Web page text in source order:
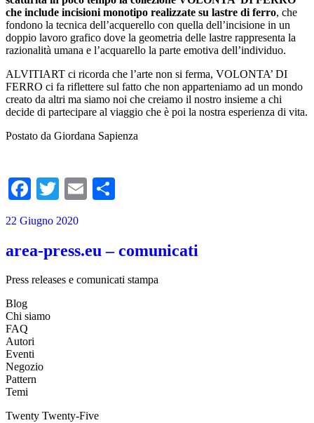
che include incisioni monotipo realizzate su lastre di ferro, che
fondono la tecnica dell’acquerello con quella dell’incisione in un
doppio lavoro grafico dove la geometria delle lastre rappresenta la
razionalità umana e l’acquarello la parte emotiva dell’individuo.
ALVITIART ci ricorda che l’arte non si ferma, VOLONTA’ DI
FERRO ci fa riflettere sul fatto che non apparteniamo ad un mondo
creato da altri ma siamo noi che creiamo il nostro insieme a chi
decide di partecipare al viaggio che è poi la nostra esperienza di vita.
Postato da Giordana Sapienza
Facebook
TwitterEmail
22 Giugno 2020
area-press.eu – comunicati
Press releases e comunicati stampa
Blog
Chi siamo
FAQ
Autori
Eventi
Negozio
Pattern
Temi
Twenty Twenty-Five